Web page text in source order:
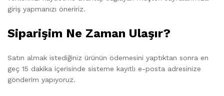
giriş yapmanızı öneririz.
Siparişim Ne Zaman Ulaşır?
Satın almak istediğiniz ürünün ödemesini yaptıktan sonra en
geç 15 dakika içerisinde sisteme kayıtlı e-posta adresinize
gönderim yapıyoruz.